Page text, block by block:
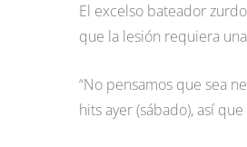
El excelso bateador
que la lesión requiera
“No pensamos que sea
hits ayer (sábado), así